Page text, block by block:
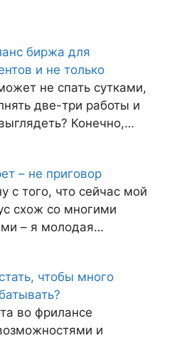
биржа для
и не только
не спать сутками,
две-три работы и
Конечно,…
– не приговор
с того, что сейчас мой
схож со многими
– я молодая…
чтобы много
во фрилансе
и